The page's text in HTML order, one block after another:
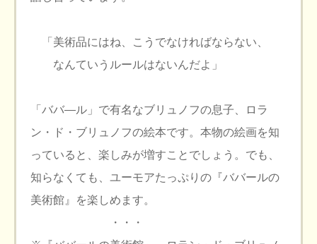
「美術品にはね、こうでなければならない、
なんていうルールはないんだよ」
「ババ―ル」で有名なブリュノフの息子、ロラ
ン・ド・ブリュノフの絵本です。本物の絵画を知
っていると、楽しみが増すことでしょう。でも、
知らなくても、ユーモアたっぷりの『ババールの
美術館』を楽しめます。
・・・